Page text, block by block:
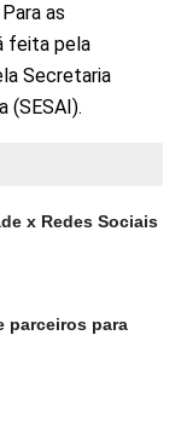
as
feita pela
Secretaria
(SESAI).
x Redes Sociais
parceiros para